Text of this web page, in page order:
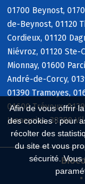
Afin de vous offrir
des cookies : pour
récolter des
du site et vous
sécurité.
01700 Beynost,
de-Beynost, 01120
Cordieux, 01120
Niévroz, 01120 Ste-
Mionnay, 01600
André-de-Corcy,
01390 Tramoyes,
01600 Trévoux,
Janneyrias, 38280